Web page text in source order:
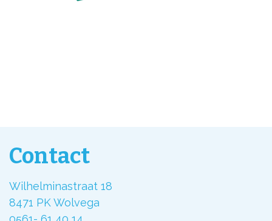
Contact
Wilhelminastraat 18
8471 PK Wolvega